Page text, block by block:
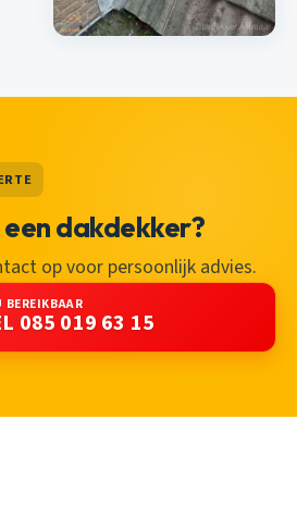
dakdekker?
op voor persoonlijk advies.
BEREIKBAAR
085 019 63 15